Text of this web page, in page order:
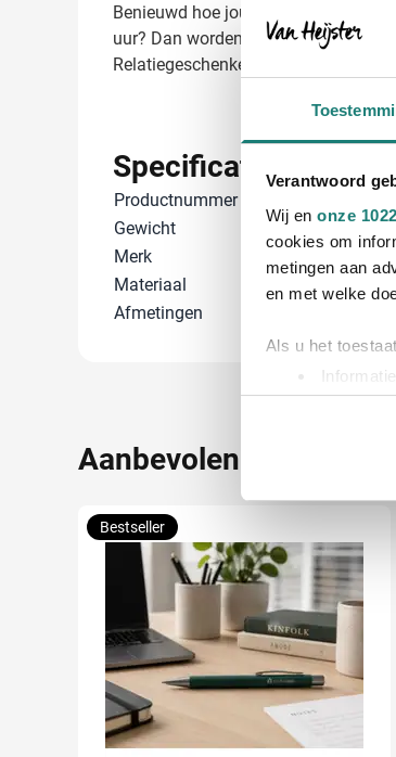
Verantwoord
Wij en onze
cookies om
metingen aan
en met welke
Als u het
Uw
toestemming
We gebruiken
websiteverkeer
media,
verstrekt of die
Benieuwd hoe jouw logo eruit ziet
uur? Dan worden je bedrukte
Relatiegeschenken voor een perfect
Specificaties
Productnummer
Gewicht
Merk
Materiaal
Afmetingen
Aanbevolen voor jou
Bestseller